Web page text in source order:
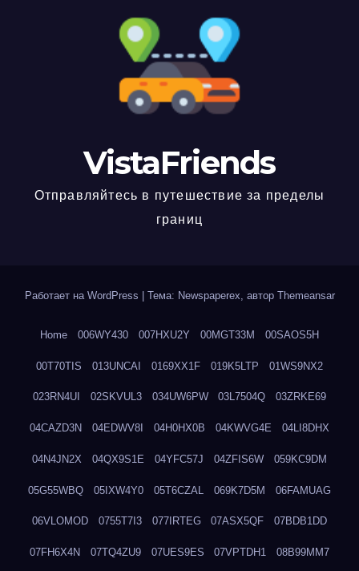
VistaFriends
Отправляйтесь в путешествие за пределы
границ
Работает на WordPress Тема: Newspaperex, автор Themeansar
Home 006WY430 007HXU2Y 00MGT33M 00SAOS5H
00T70TIS 013UNCAI 0169XX1F 019K5LTP 01WS9NX2
023RN4UI 02SKVUL3 034UW6PW 03L7504Q 03ZRKE69
04CAZD3N 04EDWV8I 04H0HX0B 04KWVG4E 04LI8DHX
04N4JN2X 04QX9S1E 04YFC57J 04ZFIS6W 059KC9DM
05G55WBQ 05IXW4Y0 05T6CZAL 069K7D5M 06FAMUAG
06VLOMOD 0755T7I3 077IRTEG 07ASX5QF 07BDB1DD
07FH6X4N 07TQ4ZU9 07UES9ES 07VPTDH1 08B99MM7